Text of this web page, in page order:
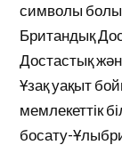
символы
Британдық
Достастық
Ұзақ уақыт
мемлекеттік
босату-